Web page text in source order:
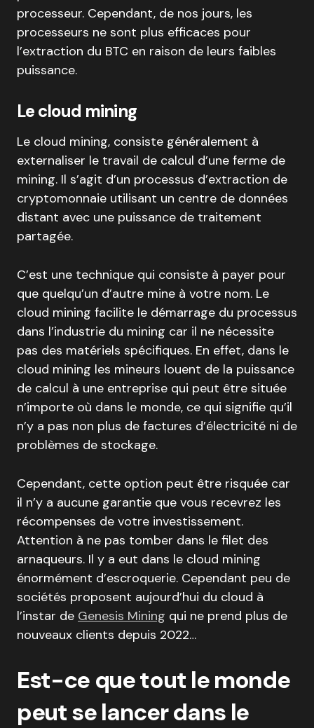
processeur. Cependant, de nos jours, les
processeurs ne sont plus efficaces pour
l’extraction du BTC en raison de leurs faibles
puissance.
Le cloud mining
Le cloud mining, consiste généralement à
externaliser le travail de calcul d’une ferme de
mining. Il s’agit d’un processus d’extraction de
cryptomonnaie utilisant un centre de données
distant avec une puissance de traitement
partagée.
C’est une technique qui consiste à payer pour
que quelqu’un d’autre mine à votre nom. Le
cloud mining facilite le démarrage du processus
dans l’industrie du mining car il ne nécessite
pas des matériels spécifiques. En effet, dans le
cloud mining les mineurs louent de la puissance
de calcul à une entreprise qui peut être située
n’importe où dans le monde, ce qui signifie qu’il
n’y a pas non plus de factures d’électricité ni de
problèmes de stockage.
Cependant, cette option peut être risquée car
il n’y a aucune garantie que vous recevrez les
récompenses de votre investissement.
Attention à ne pas tomber dans le filet des
arnaqueurs. Il y a eut dans le cloud mining
énormément d’escroquerie. Cependant peu de
sociétés proposent aujourd’hui du cloud à
l’instar de Genesis Mining qui ne prend plus de
nouveaux clients depuis 2022…
Est-ce que tout le monde
peut se lancer dans le